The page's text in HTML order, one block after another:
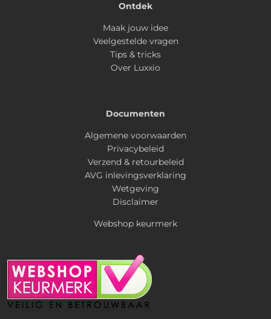
Ontdek
Maak jouw idee
Veelgestelde vragen
Tips & tricks
Over Luxxio
Documenten
Algemene voorwaarden
Privacybeleid
Verzend & retourbeleid
AVG inlevingsverklaring
Wetgeving
Disclaimer
Webshop keurmerk